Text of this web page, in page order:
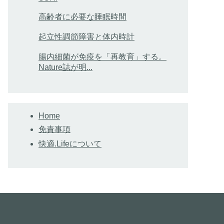
高齢者に必要な睡眠時間
起立性調節障害と体内時計
腸内細菌が免疫を「再教育」する。
Nature誌が明...
Home
免責事項
快適.Lifeについて